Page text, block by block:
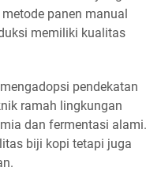
panen manual
memiliki kualitas
pendekatan
ramah lingkungan
dan fermentasi alami.
biji kopi tetapi juga